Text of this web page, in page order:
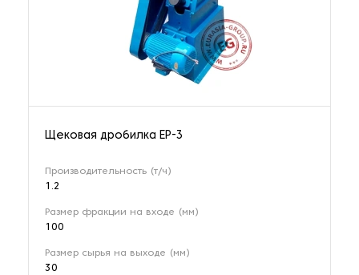
Щековая дробилка EP-3
Производительность (т/ч)
1.2
Размер фракции на входе (мм)
100
Размер сырья на выходе (мм)
30